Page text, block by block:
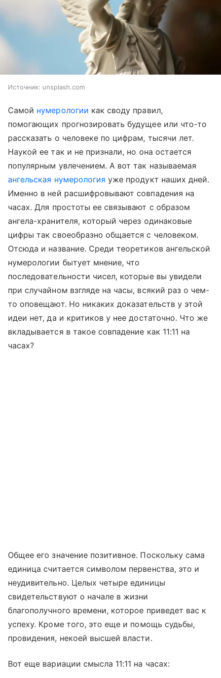
Источник: unsplash.com
Самой нумерологии как своду правил,
помогающих прогнозировать будущее или что-то
рассказать о человеке по цифрам, тысячи лет.
Наукой ее так и не признали, но она остается
популярным увлечением. А вот так называемая
ангельская нумерология уже продукт наших дней.
Именно в ней расшифровывают совпадения на
часах. Для простоты ее связывают с образом
ангела-хранителя, который через одинаковые
цифры так своеобразно общается с человеком.
Отсюда и название. Среди теоретиков ангельской
нумерологии бытует мнение, что
последовательности чисел, которые вы увидели
при случайном взгляде на часы, всякий раз о чем-
то оповещают. Но никаких доказательств у этой
идеи нет, да и критиков у нее достаточно. Что же
вкладывается в такое совпадение как 11:11 на
часах?
Общее его значение позитивное. Поскольку сама
единица считается символом первенства, это и
неудивительно. Целых четыре единицы
свидетельствуют о начале в жизни
благополучного времени, которое приведет вас к
успеху. Кроме того, это еще и помощь судьбы,
провидения, некоей высшей власти.
Вот еще вариации смысла 11:11 на часах: